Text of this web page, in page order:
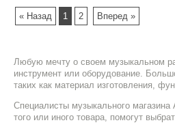
« Назад 1 2 Вперед »
Любую мечту о своем музыкальном
инструмент или оборудование.
таких как материал изготовления,
Специалисты музыкального
того или иного товара, помогут